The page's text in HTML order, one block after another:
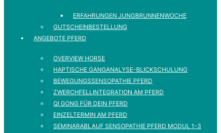
ERFAHRUNGEN JUNGBRUNNENWOCHE
GUTSCHEINBESTELLUNG
ANGEBOTE PFERD
OVERVIEW HORSE
HAPTISCHE GANGANALYSE-BLICKSCHULUNG
BEWEGUNGSSENSOPATHIE PFERD
ZWERCHFELLINTEGRATION AM PFERD
QI GONG FÜR DEIN PFERD
EINZELTERMIN AM PFERD
SEMINARABLAUF SENSOPATHIE PFERD MODUL 1-3